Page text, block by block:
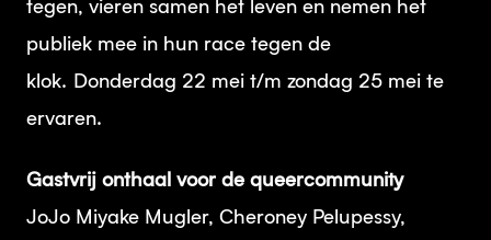
tegen, vieren samen het leven en nemen het
publiek mee in hun race tegen de
klok. Donderdag 22 mei t/m zondag 25 mei te
ervaren.
Gastvrij onthaal voor de queercommunity
JoJo Miyake Mugler, Cheroney Pelupessy,